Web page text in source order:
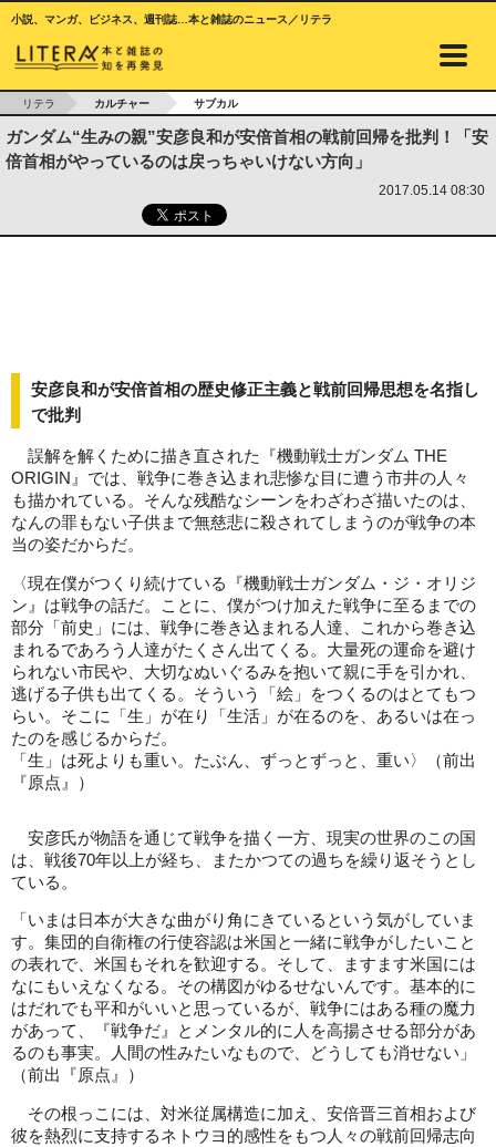
小説、マンガ、ビジネス、週刊誌…本と雑誌のニュース／リテラ
リテラ カルチャー サブカル
ガンダム“生みの親”安彦良和が安倍首相の戦前回帰を批判！「安
倍首相がやっているのは戻っちゃいけない方向」
2017.05.14 08:30
安彦良和が安倍首相の歴史修正主義と戦前回帰思想を名指し
で批判
誤解を解くために描き直された『機動戦士ガンダム THE
ORIGIN』では、戦争に巻き込まれ悲惨な目に遭う市井の人々
も描かれている。そんな残酷なシーンをわざわざ描いたのは、
なんの罪もない子供まで無慈悲に殺されてしまうのが戦争の本
当の姿だからだ。
〈現在僕がつくり続けている『機動戦士ガンダム・ジ・オリジ
ン』は戦争の話だ。ことに、僕がつけ加えた戦争に至るまでの
部分「前史」には、戦争に巻き込まれる人達、これから巻き込
まれるであろう人達がたくさん出てくる。大量死の運命を避け
られない市民や、大切なぬいぐるみを抱いて親に手を引かれ、
逃げる子供も出てくる。そういう「絵」をつくるのはとてもつ
らい。そこに「生」が在り「生活」が在るのを、あるいは在っ
たのを感じるからだ。
「生」は死よりも重い。たぶん、ずっとずっと、重い〉（前出
『原点』）
安彦氏が物語を通じて戦争を描く一方、現実の世界のこの国
は、戦後70年以上が経ち、またかつての過ちを繰り返そうとし
ている。
「いまは日本が大きな曲がり角にきているという気がしていま
す。集団的自衛権の行使容認は米国と一緒に戦争がしたいこと
の表れで、米国もそれを歓迎する。そして、ますます米国には
なにもいえなくなる。その構図がゆるせないんです。基本的に
はだれでも平和がいいと思っているが、戦争にはある種の魔力
があって、『戦争だ』とメンタル的に人を高揚させる部分があ
るのも事実。人間の性みたいなもので、どうしても消せない」
（前出『原点』）
その根っこには、対米従属構造に加え、安倍晋三首相および
彼を熱烈に支持するネトウヨ的感性をもつ人々の戦前回帰志向